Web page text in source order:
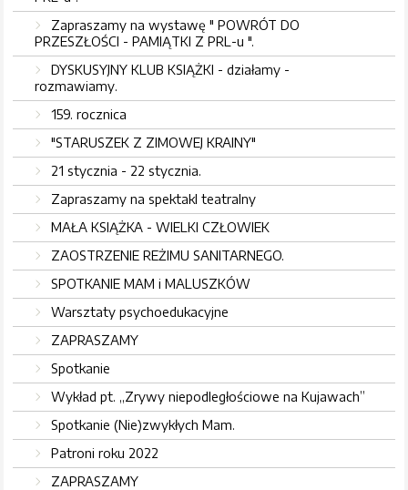
Zapraszamy na wystawę " POWRÓT DO
PRZESZŁOŚCI - PAMIĄTKI Z PRL-u ".
DYSKUSYJNY KLUB KSIĄŻKI - działamy -
rozmawiamy.
159. rocznica
"STARUSZEK Z ZIMOWEJ KRAINY"
21 stycznia - 22 stycznia.
Zapraszamy na spektakl teatralny
MAŁA KSIĄŻKA - WIELKI CZŁOWIEK
ZAOSTRZENIE REŻIMU SANITARNEGO.
SPOTKANIE MAM i MALUSZKÓW
Warsztaty psychoedukacyjne
ZAPRASZAMY
Spotkanie
Wykład pt. „Zrywy niepodległościowe na Kujawach”
Spotkanie (Nie)zwykłych Mam.
Patroni roku 2022
ZAPRASZAMY